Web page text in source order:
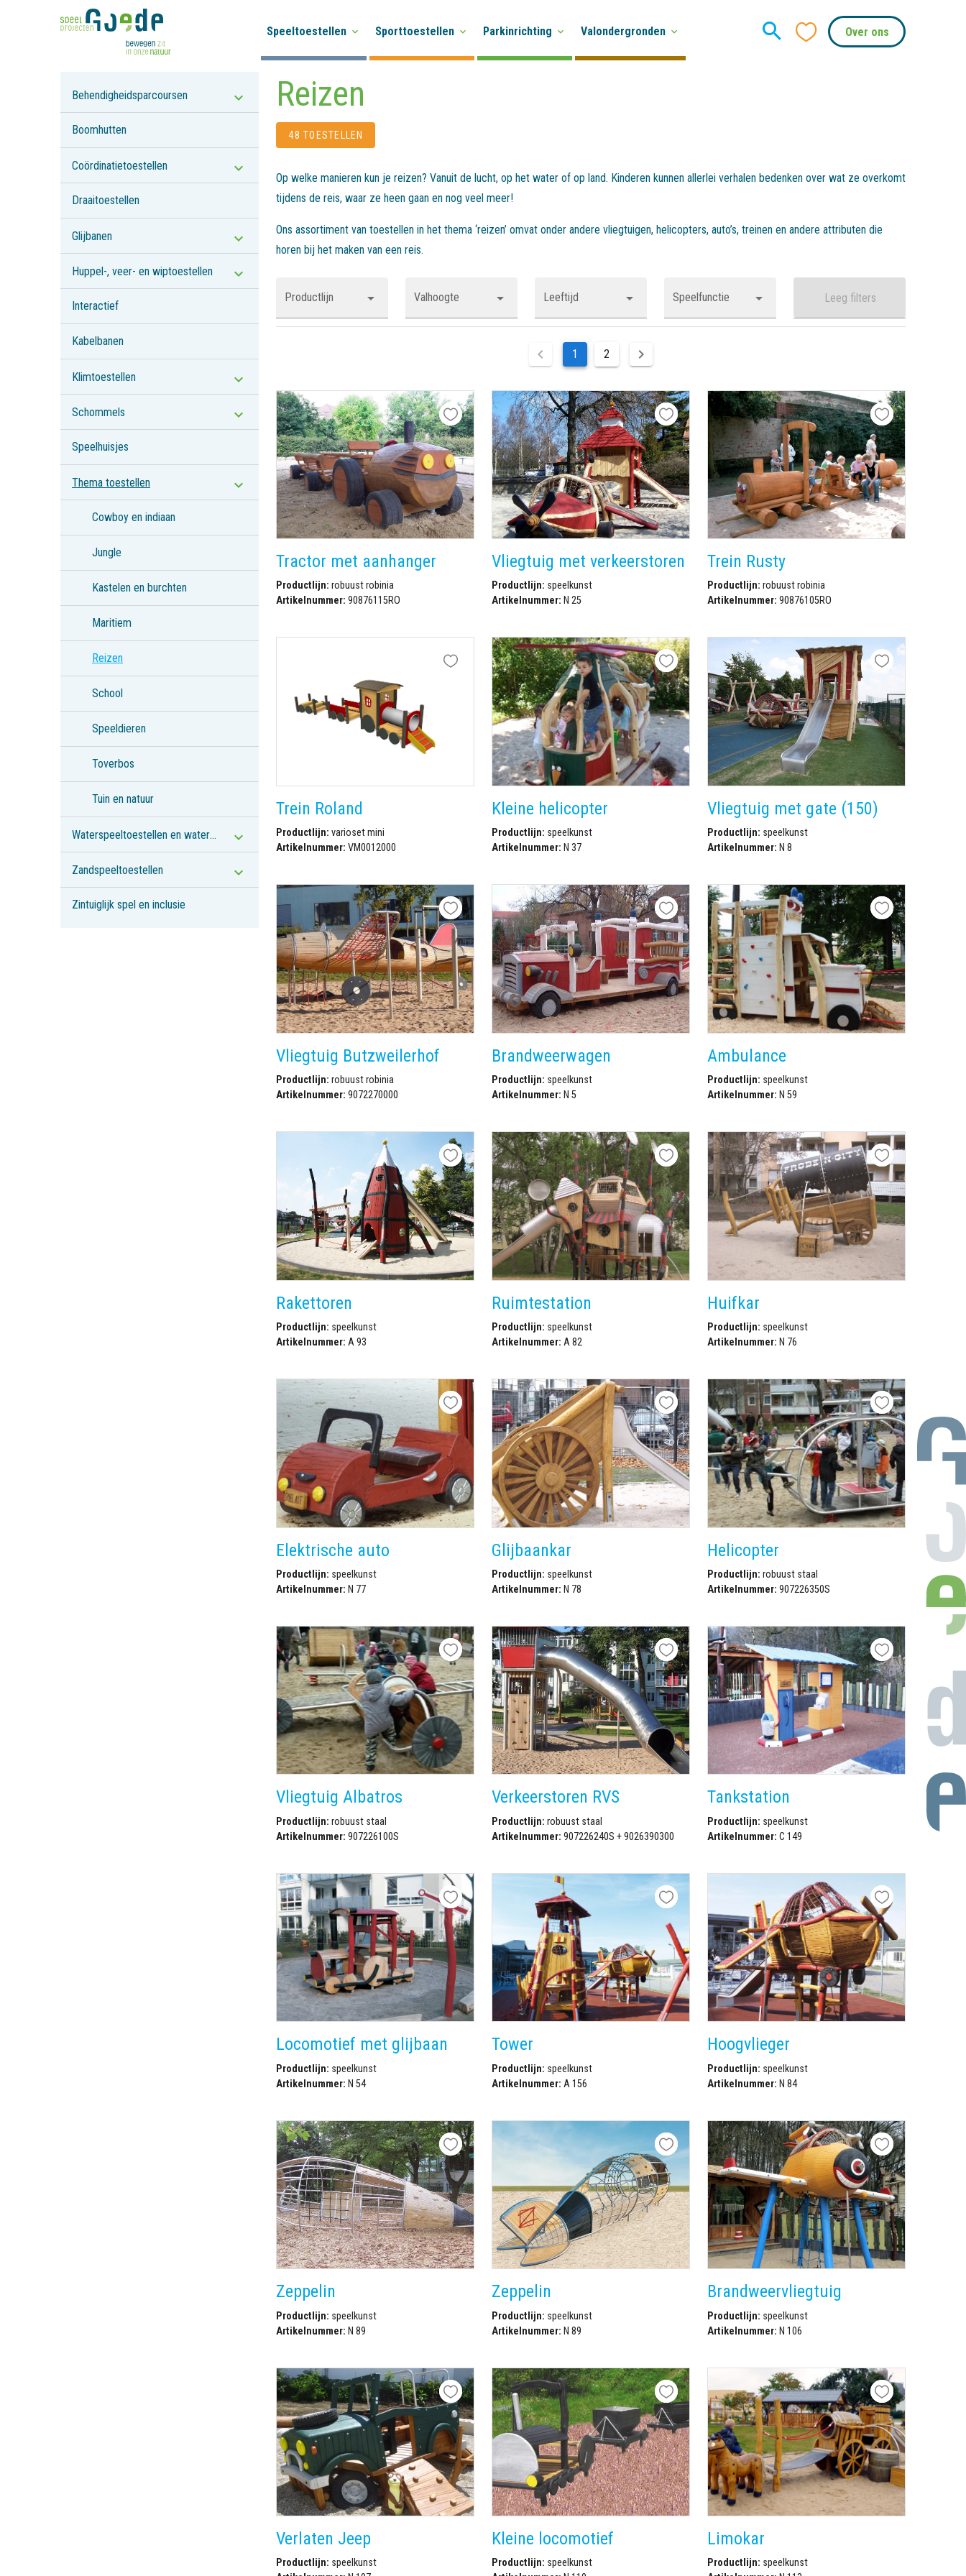
Speeltoestellen Sporttoestellen Parkinrichting Valondergronden Over ons
Behendigheidsparcoursen
Boomhutten
Coördinatietoestellen
Draaitoestellen
Glijbanen
Huppel-, veer- en wiptoestellen
Interactief
Kabelbanen
Klimtoestellen
Schommels
Speelhuisjes
Thema toestellen
Cowboy en indiaan
Jungle
Kastelen en burchten
Maritiem
Reizen
School
Speeldieren
Toverbos
Tuin en natuur
Waterspeeltoestellen en waterpompen
Zandspeeltoestellen
Zintuiglijk spel en inclusie
Reizen
48 TOESTELLEN
Op welke manieren kun je reizen? Vanuit de lucht, op het water of op land. Kinderen kunnen allerlei verhalen bedenken over wat ze overkomt
tijdens de reis, waar ze heen gaan en nog veel meer!
Ons assortiment van toestellen in het thema ‘reizen’ omvat onder andere vliegtuigen, helicopters, auto’s, treinen en andere attributen die
horen bij het maken van een reis.
Productlijn Valhoogte Leeftijd Speelfunctie Leeg filters
1 2
Tractor met aanhanger
Productlijn: robuust robinia
Artikelnummer: 90876115RO
Vliegtuig met verkeerstoren
Productlijn: speelkunst
Artikelnummer: N 25
Trein Rusty
Productlijn: robuust robinia
Artikelnummer: 90876105RO
Trein Roland
Productlijn: varioset mini
Artikelnummer: VM0012000
Kleine helicopter
Productlijn: speelkunst
Artikelnummer: N 37
Vliegtuig met gate (150)
Productlijn: speelkunst
Artikelnummer: N 8
Vliegtuig Butzweilerhof
Productlijn: robuust robinia
Artikelnummer: 9072270000
Brandweerwagen
Productlijn: speelkunst
Artikelnummer: N 5
Ambulance
Productlijn: speelkunst
Artikelnummer: N 59
Rakettoren
Productlijn: speelkunst
Artikelnummer: A 93
Ruimtestation
Productlijn: speelkunst
Artikelnummer: A 82
Huifkar
Productlijn: speelkunst
Artikelnummer: N 76
Elektrische auto
Productlijn: speelkunst
Artikelnummer: N 77
Glijbaankar
Productlijn: speelkunst
Artikelnummer: N 78
Helicopter
Productlijn: robuust staal
Artikelnummer: 907226350S
Vliegtuig Albatros
Productlijn: robuust staal
Artikelnummer: 907226100S
Verkeerstoren RVS
Productlijn: robuust staal
Artikelnummer: 907226240S + 9026390300
Tankstation
Productlijn: speelkunst
Artikelnummer: C 149
Locomotief met glijbaan
Productlijn: speelkunst
Artikelnummer: N 54
Tower
Productlijn: speelkunst
Artikelnummer: A 156
Hoogvlieger
Productlijn: speelkunst
Artikelnummer: N 84
Zeppelin
Productlijn: speelkunst
Artikelnummer: N 89
Zeppelin
Productlijn: speelkunst
Artikelnummer: N 89
Brandweervliegtuig
Productlijn: speelkunst
Artikelnummer: N 106
Verlaten Jeep
Productlijn: speelkunst
Kleine locomotief
Productlijn: speelkunst
Limokar
Productlijn: speelkunst